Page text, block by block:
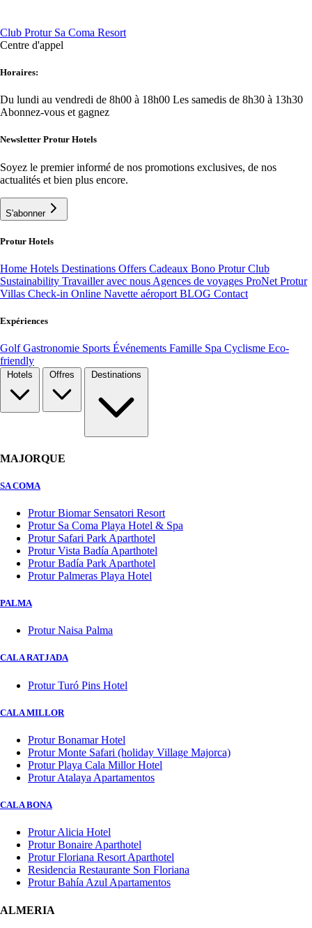
Club Protur Sa Coma Resort
Centre d'appel
Horaires:
Du lundi au vendredi de 8h00 à 18h00 Les samedis de 8h30 à 13h30
Abonnez-vous et gagnez
Newsletter Protur Hotels
Soyez le premier informé de nos promotions exclusives, de nos
actualités et bien plus encore.
S'abonner
Protur Hotels
Home Hotels Destinations Offers Cadeaux Bono Protur Club
Sustainability Travailler avec nous Agences de voyages ProNet Protur
Villas Check-in Online Navette aéroport BLOG Contact
Expériences
GolfGastronomie Sports Événements Famille Spa Cyclisme Eco-
friendly
MAJORQUE
SA COMA
Protur Biomar Sensatori Resort
Protur Sa Coma Playa Hotel & Spa
Protur Safari Park Aparthotel
Protur Vista Badía Aparthotel
Protur Badía Park Aparthotel
Protur Palmeras Playa Hotel
PALMA
Protur Naisa Palma
CALA RATJADA
Protur Turó Pins Hotel
CALA MILLOR
Protur Bonamar Hotel
Protur Monte Safari (holiday Village Majorca)
Protur Playa Cala Millor Hotel
Protur Atalaya Apartamentos
CALA BONA
Protur Alicia Hotel
Protur Bonaire Aparthotel
Protur Floriana Resort Aparthotel
Residencia Restaurante Son Floriana
Protur Bahía Azul Apartamentos
ALMERIA